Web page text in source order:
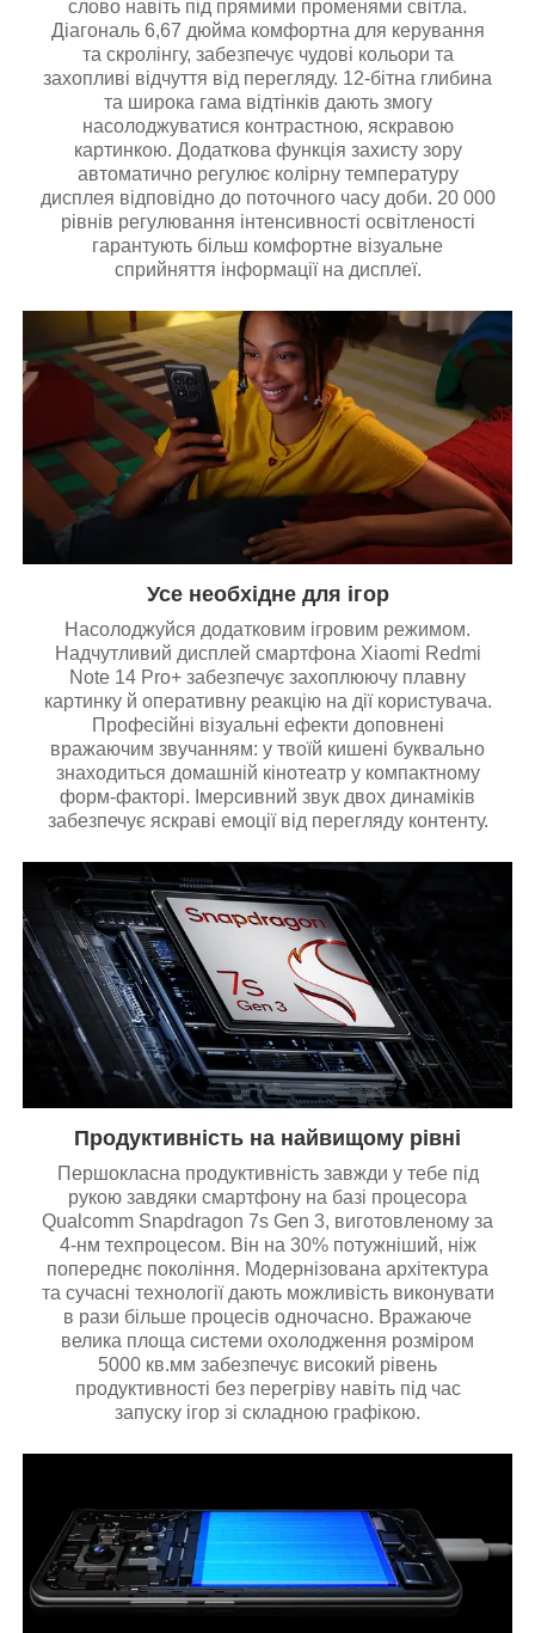
слово навіть під прямими променями світла.
Діагональ 6,67 дюйма комфортна для керування
та скролінгу, забезпечує чудові кольори та
захопливі відчуття від перегляду. 12-бітна глибина
та широка гама відтінків дають змогу
насолоджуватися контрастною, яскравою
картинкою. Додаткова функція захисту зору
автоматично регулює колірну температуру
дисплея відповідно до поточного часу доби. 20 000
рівнів регулювання інтенсивності освітленості
гарантують більш комфортне візуальне
сприйняття інформації на дисплеї.
Усе необхідне для ігор
Насолоджуйся додатковим ігровим режимом.
Надчутливий дисплей смартфона Xiaomi Redmi
Note 14 Pro+ забезпечує захоплюючу плавну
картинку й оперативну реакцію на дії користувача.
Професійні візуальні ефекти доповнені
вражаючим звучанням: у твоїй кишені буквально
знаходиться домашній кінотеатр у компактному
форм-факторі. Імерсивний звук двох динаміків
забезпечує яскраві емоції від перегляду контенту.
Продуктивність на найвищому рівні
Першокласна продуктивність завжди у тебе під
рукою завдяки смартфону на базі процесора
Qualcomm Snapdragon 7s Gen 3, виготовленому за
4-нм техпроцесом. Він на 30% потужніший, ніж
попереднє покоління. Модернізована архітектура
та сучасні технології дають можливість виконувати
в рази більше процесів одночасно. Вражаюче
велика площа системи охолодження розміром
5000 кв.мм забезпечує високий рівень
продуктивності без перегріву навіть під час
запуску ігор зі складною графікою.